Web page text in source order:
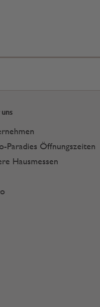
Paradies Öffnungszeiten
Hausmessen